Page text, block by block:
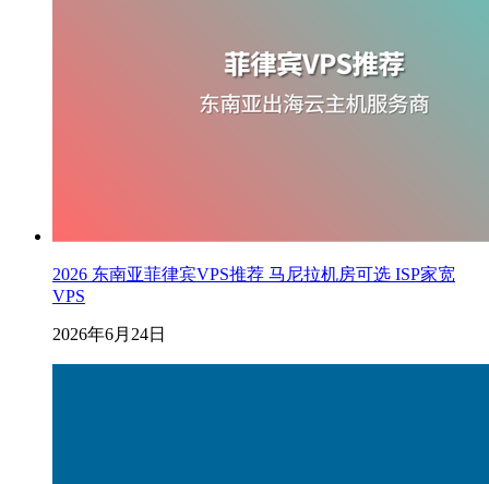
2026 东南亚菲律宾VPS推荐 马尼拉机房可选 ISP家宽
VPS
2026年6月24日